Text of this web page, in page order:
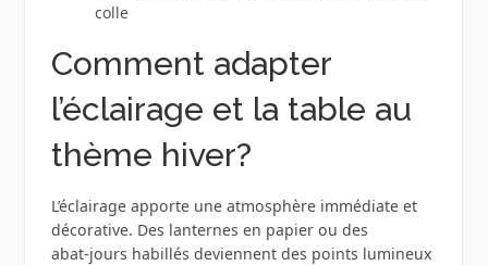
colle
Comment adapter
l’éclairage et la table au
thème hiver?
L’éclairage apporte une atmosphère immédiate et
décorative. Des lanternes en papier ou des
abat‑jours habillés deviennent des points lumineux